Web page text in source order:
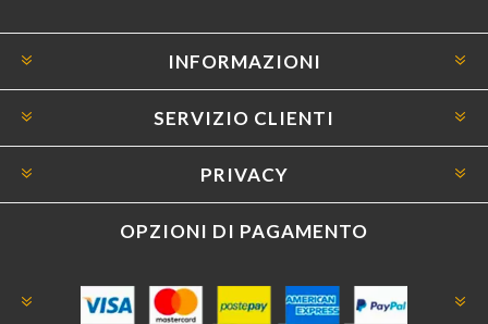
INFORMAZIONI
SERVIZIO CLIENTI
PRIVACY
OPZIONI DI PAGAMENTO